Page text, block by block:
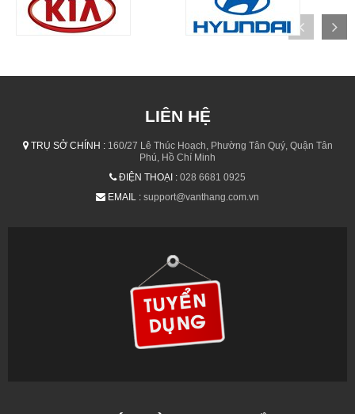
LIÊN HỆ
TRỤ SỞ CHÍNH :160/27 Lê Thúc Hoạch, Phường Tân Quý, Quận Tân
Phú, Hồ Chí Minh
ĐIỆN THOẠI : 028 6681 0925
EMAIL : support@vanthang.com.vn